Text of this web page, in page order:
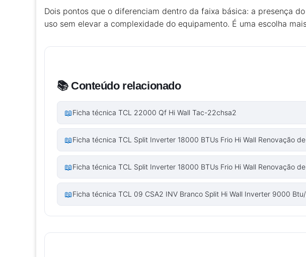
Dois pontos que o diferenciam dentro da faixa básica: a presença do
uso sem elevar a complexidade do equipamento. É uma escolha
📚 Conteúdo relacionado
📖Ficha técnica TCL 22000 Qf Hi Wall Tac-22chsa2
📖Ficha técnica TCL Split Inverter 18000 BTUs Frio Hi Wall Renovação
📖Ficha técnica TCL Split Inverter 18000 BTUs Frio Hi Wall Renovação
📖Ficha técnica TCL 09 CSA2 INV Branco Split Hi Wall Inverter 9000